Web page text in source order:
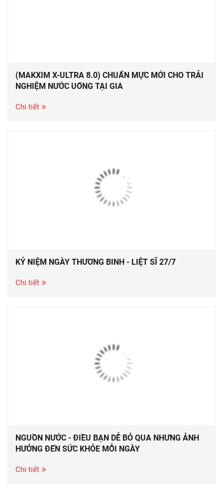
(MAKXIM X-ULTRA 8.0) CHUẨN MỰC MỚI CHO TRẢI
NGHIỆM NƯỚC UỐNG TẠI GIA
Chi tiết
KỶ NIỆM NGÀY THƯƠNG BINH - LIỆT SĨ 27/7
Chi tiết
NGUỒN NƯỚC - ĐIỀU BẠN DỄ BỎ QUA NHƯNG ẢNH
HƯỞNG ĐẾN SỨC KHỎE MỖI NGÀY
Chi tiết